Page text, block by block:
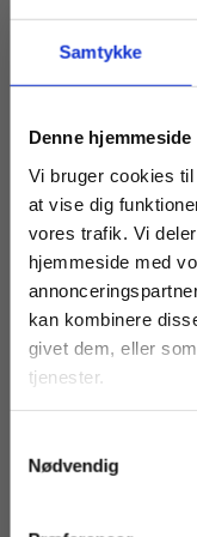
Samtykke
Denne
Vi bruger cookies
at vise dig
vores trafik. Vi
hjemmeside med
kan kombinere
givet dem, eller
tjenester.
Nødvendig
Pris på
Prisen er pr.
abonnementet
Abonnementet
årligt, indtil
skal opsiges
udløb.
Køb
For
studerende.
vist priser